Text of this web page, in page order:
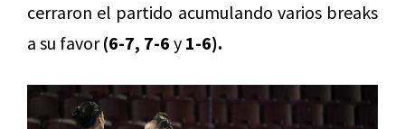
cerraron el partido acumulando varios breaks
a su favor(6-7, 7-6 y 1-6).